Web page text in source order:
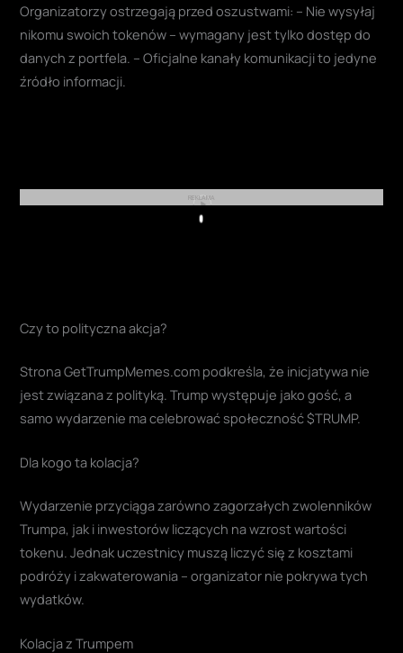
Organizatorzy ostrzegają przed oszustwami: – Nie wysyłaj
nikomu swoich tokenów – wymagany jest tylko dostęp do
danych z portfela. – Oficjalne kanały komunikacji to jedyne
źródło informacji.
REKLAMA
Play
Czy to polityczna akcja?
Strona GetTrumpMemes.com podkreśla, że inicjatywa nie
jest związana z polityką. Trump występuje jako gość, a
samo wydarzenie ma celebrować społeczność $TRUMP.
Dla kogo ta kolacja?
Wydarzenie przyciąga zarówno zagorzałych zwolenników
Trumpa, jak i inwestorów liczących na wzrost wartości
tokenu. Jednak uczestnicy muszą liczyć się z kosztami
podróży i zakwaterowania – organizator nie pokrywa tych
wydatków.
Kolacja z Trumpem